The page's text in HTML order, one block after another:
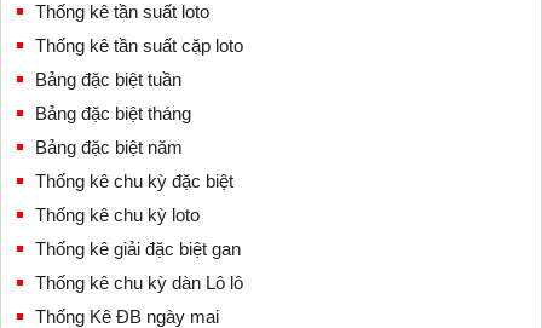
Thống kê tần suất loto
Thống kê tần suất cặp loto
Bảng đặc biệt tuần
Bảng đặc biệt tháng
Bảng đặc biệt năm
Thống kê chu kỳ đặc biệt
Thống kê chu kỳ loto
Thống kê giải đặc biệt gan
Thống kê chu kỳ dàn Lô lô
Thống Kê ĐB ngày mai